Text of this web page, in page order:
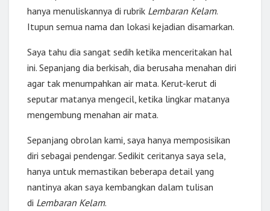
hanya menuliskannya di rubrik Lembaran Kelam.
Itupun semua nama dan lokasi kejadian disamarkan.
Saya tahu dia sangat sedih ketika menceritakan hal
ini. Sepanjang dia berkisah, dia berusaha menahan diri
agar tak menumpahkan air mata. Kerut-kerut di
seputar matanya mengecil, ketika lingkar matanya
mengembung menahan air mata.
Sepanjang obrolan kami, saya hanya memposisikan
diri sebagai pendengar. Sedikit ceritanya saya sela,
hanya untuk memastikan beberapa detail yang
nantinya akan saya kembangkan dalam tulisan
di Lembaran Kelam.